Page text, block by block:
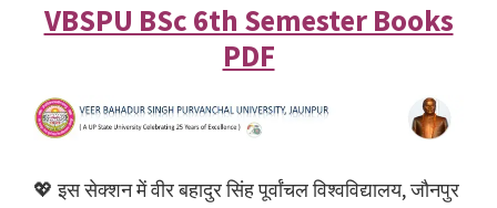
VBSPU BSc 6th Semester Books
PDF
💖 इस सेक्शन में वीर बहादुर सिंह पूर्वांचल विश्वविद्यालय, जौनपुर